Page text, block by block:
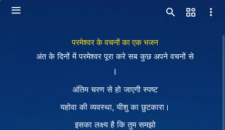
परमेश्वर के वचनों का एक भजन
अंत के दिनों में परमेश्वर पूरा करे सब कुछ अपने वचनों से
I
अंतिम चरण से हो जाएगी स्पष्ट
यहोवा की व्यवस्था, यीशु का छुटकारा।
इसका लक्ष्य है कि तुम समझो